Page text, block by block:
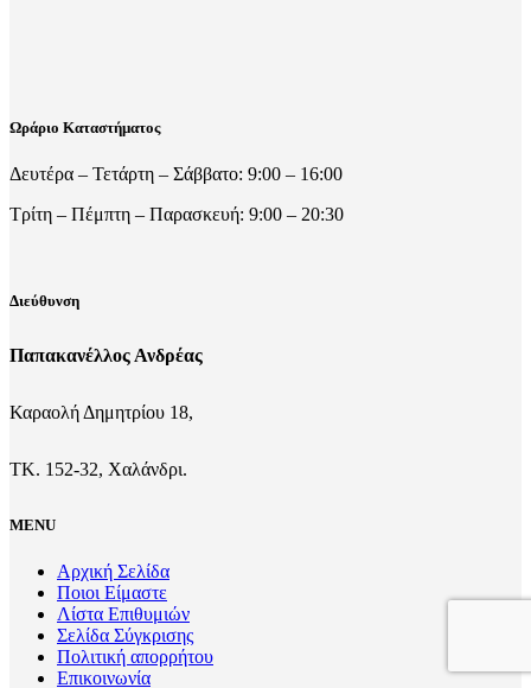
Ωράριο Καταστήματος
Δευτέρα – Τετάρτη – Σάββατο: 9:00 – 16:00
Τρίτη – Πέμπτη – Παρασκευή: 9:00 – 20:30
Διεύθυνση
Παπακανέλλος Ανδρέας
Καραολή Δημητρίου 18,
ΤΚ. 152-32, Χαλάνδρι.
MENU
Αρχική Σελίδα
Ποιοι Είμαστε
Λίστα Επιθυμιών
Σελίδα Σύγκρισης
Πολιτική απορρήτου
Επικοινωνία